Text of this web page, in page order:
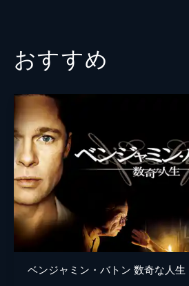
監督
脚本
音楽
製作
おすすめ
ベンジャミン・バトン 数奇な人生